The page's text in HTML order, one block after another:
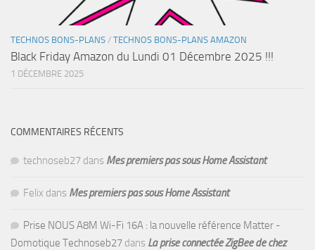
TECHNOS BONS-PLANS / TECHNOS BONS-PLANS AMAZON
Black Friday Amazon du Lundi 01 Décembre 2025 !!!
1 DÉCEMBRE 2025
COMMENTAIRES RÉCENTS
technoseb27 dans Mes premiers pas sous Home Assistant
Felix dans Mes premiers pas sous Home Assistant
Prise NOUS A8M Wi-Fi 16A : la nouvelle référence Matter -
Domotique Technoseb27 dans La prise connectée ZigBee de chez